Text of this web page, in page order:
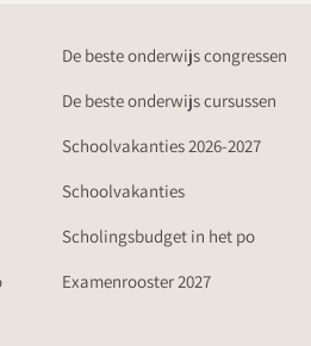
De beste onderwijs congressen
De beste onderwijs cursussen
Schoolvakanties 2026-2027
Schoolvakanties
Scholingsbudget in het po
Examenrooster 2027